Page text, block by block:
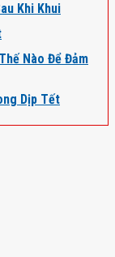
Khi Khui
Nào Để Đảm
Dịp Tết